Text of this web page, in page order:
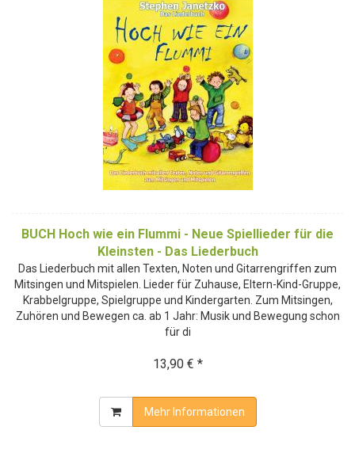
BUCH Hoch wie ein Flummi - Neue Spiellieder für die
Kleinsten - Das Liederbuch
Das Liederbuch mit allen Texten, Noten und Gitarrengriffen zum
Mitsingen und Mitspielen. Lieder für Zuhause, Eltern-Kind-Gruppe,
Krabbelgruppe, Spielgruppe und Kindergarten. Zum Mitsingen,
Zuhören und Bewegen ca. ab 1 Jahr: Musik und Bewegung schon
für di
13,90 € *
Mehr Informationen